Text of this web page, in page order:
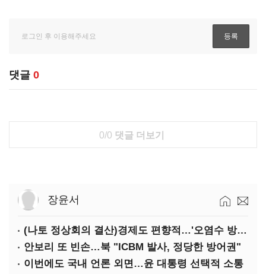
댓글 0
0/0 댓글 더보기
장윤서
(나토 정상회의 결산)경제도 편향적…'오염수 방류'만 용인
안보리 또 빈손…북 "ICBM 발사, 정당한 방어권"
이번에도 국내 언론 외면…윤 대통령 선택적 소통